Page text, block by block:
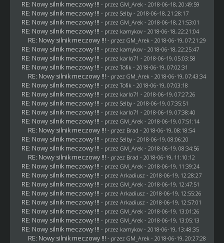
RE: Nowy silnik meczowy !!! - przez GM_Arek - 2018-06-18, 20:49:59
RE: Nowy silnik meczowy !!! - przez Selby- 2018-06-18, 21:28:17
RE: Nowy silnik meczowy !!! - przez GM_Arek - 2018-06-18, 21:53:01
RE: Nowy silnik meczowy !!! - przez kamykov- 2018-06-18, 22:21:04
RE: Nowy silnik meczowy !!! - przez GM_Arek - 2018-06-19, 07:21:29
RE: Nowy silnik meczowy !!! - przez kamykov- 2018-06-18, 22:25:47
RE: Nowy silnik meczowy !!! - przez karlo71 - 2018-06-19, 05:03:58
RE: Nowy silnik meczowy !!! - przezTofik - 2018-06-19, 07:02:31
RE: Nowy silnik meczowy !!! - przez GM_Arek - 2018-06-19, 07:43:34
RE: Nowy silnik meczowy !!! - przezTofik - 2018-06-19, 07:03:18
RE: Nowy silnik meczowy !!! - przez karlo71 - 2018-06-19, 07:27:26
RE: Nowy silnik meczowy !!! - przez Selby- 2018-06-19, 07:35:51
RE: Nowy silnik meczowy !!! - przez karlo71 - 2018-06-19, 07:38:40
RE: Nowy silnik meczowy !!! - przez GM_Arek - 2018-06-19, 07:51:14
RE: Nowy silnik meczowy !!! - przez Brad - 2018-06-19, 08:18:54
RE: Nowy silnik meczowy !!! - przez Selby- 2018-06-19, 08:06:20
RE: Nowy silnik meczowy !!! - przez GM_Arek - 2018-06-19, 08:34:56
RE: Nowy silnik meczowy !!! - przez Brad - 2018-06-19, 11:10:12
RE: Nowy silnik meczowy !!! - przez GM_Arek - 2018-06-19, 11:39:24
RE: Nowy silnik meczowy !!! - przez Arkadiusz - 2018-06-19, 12:28:27
RE: Nowy silnik meczowy !!! - przez GM_Arek - 2018-06-19, 12:47:51
RE: Nowy silnik meczowy !!! - przez Arkadiusz - 2018-06-19, 12:55:26
RE: Nowy silnik meczowy !!! - przez Arkadiusz - 2018-06-19, 12:57:01
RE: Nowy silnik meczowy !!! - przez GM_Arek - 2018-06-19, 13:01:26
RE: Nowy silnik meczowy !!! - przez GM_Arek - 2018-06-19, 13:05:13
RE: Nowy silnik meczowy !!! - przez kamykov- 2018-06-19, 13:48:35
RE: Nowy silnik meczowy !!! - przez GM_Arek - 2018-06-19, 20:27:28